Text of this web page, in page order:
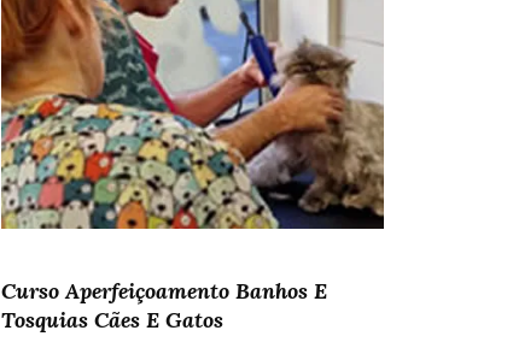
Curso Aperfeiçoamento Banhos E
Tosquias Cães E Gatos